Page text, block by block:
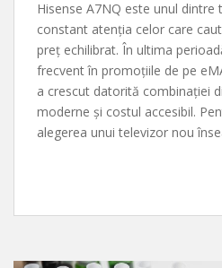
Hisense A7NQ este unul
constant atenția celor care
preț echilibrat. În ultima
frecvent în promoțiile de pe
a crescut datorită combinației
moderne și costul accesibil.
alegerea unui televizor nou